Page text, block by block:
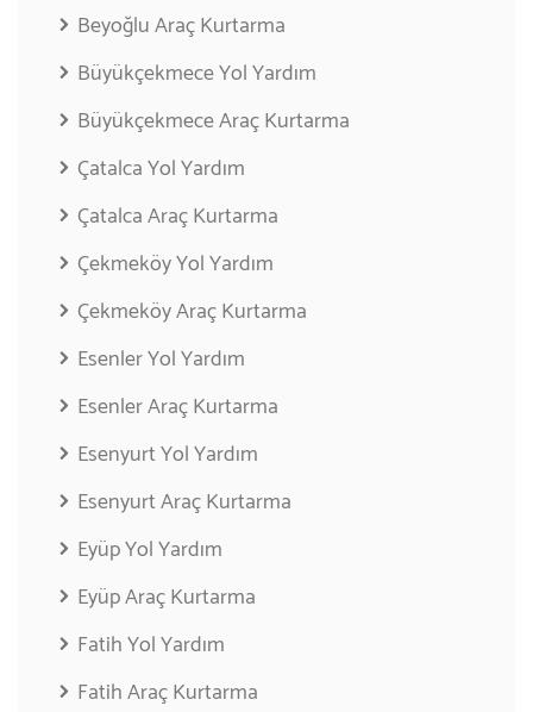
Beyoğlu Araç Kurtarma
Büyükçekmece Yol Yardım
Büyükçekmece Araç Kurtarma
Çatalca Yol Yardım
Çatalca Araç Kurtarma
Çekmeköy Yol Yardım
Çekmeköy Araç Kurtarma
Esenler Yol Yardım
Esenler Araç Kurtarma
Esenyurt Yol Yardım
Esenyurt Araç Kurtarma
Eyüp Yol Yardım
Eyüp Araç Kurtarma
Fatih Yol Yardım
Fatih Araç Kurtarma